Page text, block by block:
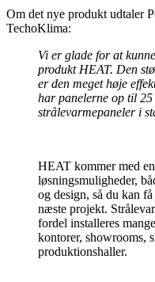
Om det nye produkt udtaler
TechoKlima:
Vi er glade for at
produkt HEAT. Den
er den meget høje
har panelerne op til 25
strålevarmepaneler i
HEAT kommer med
løsningsmuligheder,
og design, så du kan
næste projekt.
fordel installeres
kontorer, showrooms,
produktionshaller.